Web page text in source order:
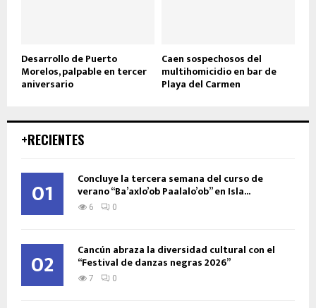
Desarrollo de Puerto
Morelos, palpable en tercer
aniversario
Caen sospechosos del
multihomicidio en bar de
Playa del Carmen
+RECIENTES
01 Concluye la tercera semana del curso de
verano “Ba’axlo’ob Paalalo’ob” en Isla...
6 0
02 Cancún abraza la diversidad cultural con el
“Festival de danzas negras 2026”
7 0